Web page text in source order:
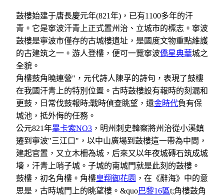
鼓樓始建于唐長慶元年(821年)，已有1100多年的汗
青。它是寧波汗青上正式置州治、立城市的標志。寧波
鼓樓是寧波市僅存的古城樓遺址，是國度文物重點維護
的古建筑之一。游人登樓，便可一覽寧波僑星典華城之
全貌。
角樓鼓角曉連營"，元代詩人陳孚的詩句，表現了鼓樓
在我國汗青上的特別位置。古時鼓樓設有報時的刻漏和
更鼓，日常伐鼓報時;戰時偵查眺望，還金時代負有保
城池，抵外侮的任務。
公元821年畢卡索NO3 ，明州刺史韓察將州治從小溪鎮
遷到寧波"三江口"，以中山廣場到鼓樓這一帶為中間，
建起官置，又立木柵為城，后來又以年夜城磚石筑成城
墻，汗青上哨子城。子城的南城門就是此刻的鼓樓。
鼓樓，初名角樓。角樓皇翔御花園 ，在《辭海》中的意
思是，古時城門上的眺望樓。&quo巴黎16區t;角樓鼓角